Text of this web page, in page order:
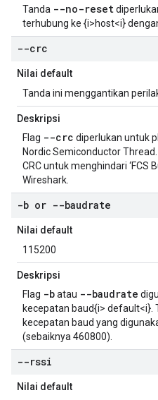
Tanda --no-reset
terhubung ke {i>host<i}
--crc
Nilai default
Tanda ini menggantikan
Deskripsi
Flag --crc diperlukan untuk
Nordic Semiconductor
CRC untuk menghindari
Wireshark.
-b or --baudrate
Nilai default
115200
Deskripsi
Flag -batau --baudrate
kecepatan baud{i> default<i}.
kecepatan baud yang
(sebaiknya 460800).
--rssi
Nilai default